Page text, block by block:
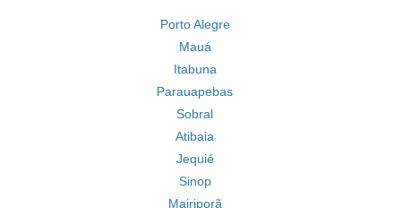
Porto Alegre
Mauá
Itabuna
Parauapebas
Sobral
Atibaia
Jequié
Sinop
Mairiporã